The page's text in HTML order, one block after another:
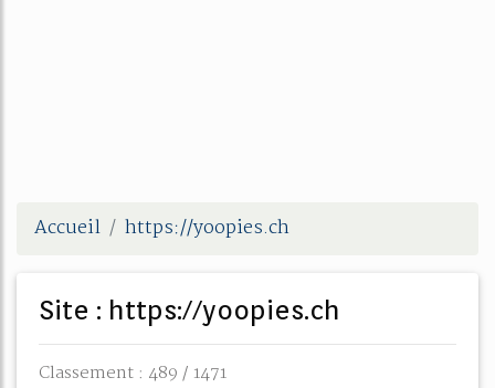
Accueil https://yoopies.ch
Site : https://yoopies.ch
Classement : 489 / 1471